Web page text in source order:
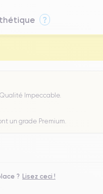
?
Impeccable.
un grade Premium.
? Lisez ceci !